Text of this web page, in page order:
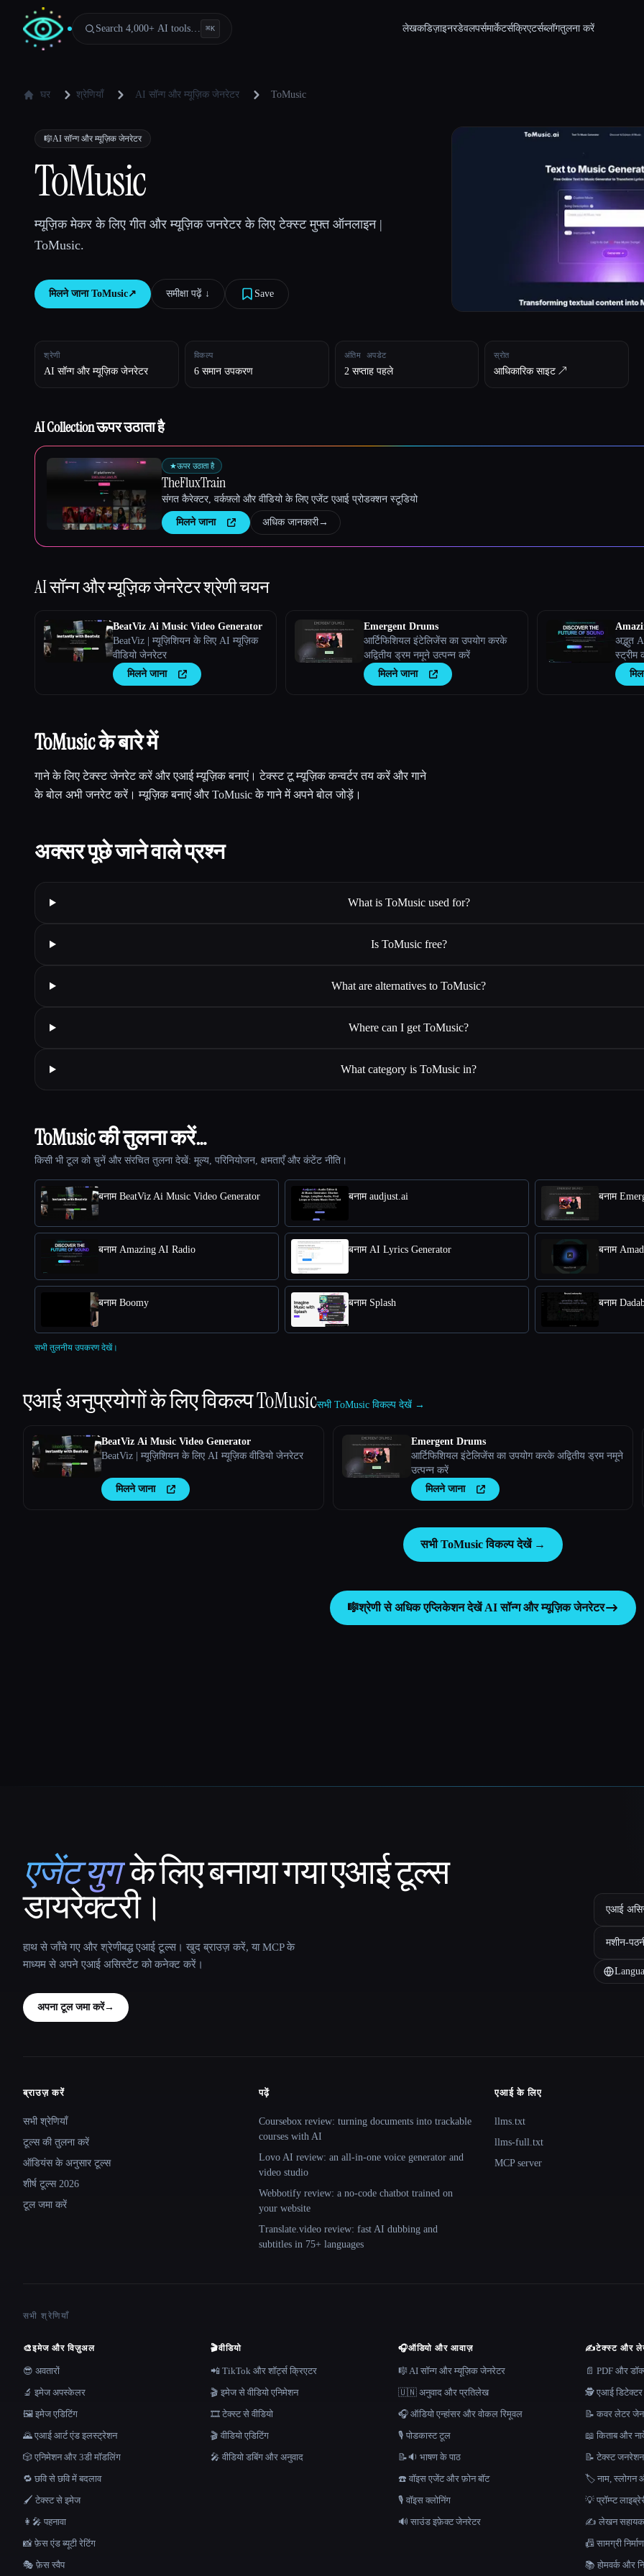
Search 4,000+ AI tools… ⌘K लेखकडिज़ाइनरडेवलपर्समार्केटर्सक्रिएटर्सब्लॉगतुलना करें
घर श्रेणियाँ AI सॉन्ग और म्यूज़िक जेनरेटर ToMusic
🎼AI सॉन्ग और म्यूज़िक जेनरेटर
ToMusic
म्यूज़िक मेकर के लिए गीत और म्यूज़िक जनरेटर के लिए टेक्स्ट मुफ्त ऑनलाइन |
ToMusic.
मिलने जाना ToMusic↗︎ समीक्षा पढ़ें ↓︎ Save
श्रेणी
AI सॉन्ग और म्यूज़िक जेनरेटर
विकल्प
6 समान उपकरण
अंतिम अपडेट
2 सप्ताह पहले
स्रोत
आधिकारिक साइट ↗︎
AI Collection ऊपर उठाता है
★ऊपर उठाता है
TheFluxTrain
संगत कैरेक्टर, वर्कफ़्लो और वीडियो के लिए एजेंट एआई प्रोडक्शन स्टूडियो
मिलने जाना अधिक जानकारी→
AI सॉन्ग और म्यूज़िक जेनरेटरश्रेणी चयन
BeatViz Ai Music Video Generator
BeatViz | म्यूज़िशियन के लिए AI म्यूज़िक
वीडियो जेनरेटर
मिलने जाना
Emergent Drums
आर्टिफिशियल इंटेलिजेंस का उपयोग करके
अद्वितीय ड्रम नमूने उत्पन्न करें
मिलने जाना
अद्भुत
स्ट्रीम
देखें, और
खुद के
ToMusic के बारे में
गाने के लिए टेक्स्ट जेनरेट करें और एआई म्यूज़िक बनाएं। टेक्स्ट टू म्यूज़िक कन्वर्टर तय करें और गाने
के बोल अभी जनरेट करें। म्यूज़िक बनाएं और ToMusic के गाने में अपने बोल जोड़ें।
अक्सर पूछे जाने वाले प्रश्न
What is ToMusic used for?
Is ToMusic free?
What are alternatives to ToMusic?
Where can I get ToMusic?
What category is ToMusic in?
ToMusic की तुलना करें…
किसी भी टूल को चुनें और संरचित तुलना देखें: मूल्य, परिनियोजन, क्षमताएँ और कंटेंट नीति।
बनाम BeatViz Ai Music Video Generator बनाम audjust.ai बनाम
बनाम Amazing AI Radio बनाम AI Lyrics Generator बनाम
बनाम Boomy बनाम Splash बनाम
सभी तुलनीय उपकरण देखें।
एआई अनुप्रयोगों के लिए विकल्पToMusicसभी ToMusic विकल्प देखें →
BeatViz Ai Music Video Generator
BeatViz | म्यूज़िशियन के लिए AI म्यूज़िक वीडियो जेनरेटर
मिलने जाना
Emergent Drums
आर्टिफिशियल इंटेलिजेंस का उपयोग करके अद्वितीय ड्रम नमूने
उत्पन्न करें
मिलने जाना
सभी ToMusic विकल्प देखें →
🎼श्रेणी से अधिक एप्लिकेशन देखेंAI सॉन्ग और म्यूज़िक जेनरेटर
That AI Collection
एजेंट युग के लिए बनाया गया एआई टूल्स
डायरेक्टरी।
हाथ से जाँचे गए और श्रेणीबद्ध एआई टूल्स। खुद ब्राउज़ करें, या MCP के
माध्यम से अपने एआई असिस्टेंट को कनेक्ट करें।
अपना टूल जमा करें→
एआई
मशीन-
Site navigation
ब्राउज़ करें
सभी श्रेणियाँ
टूल्स की तुलना करें
ऑडियंस के अनुसार टूल्स
शीर्ष टूल्स 2026
टूल जमा करें
पढ़ें
Coursebox review: turning documents into trackable
courses with AI
Lovo AI review: an all-in-one voice generator and
video studio
Webbotify review: a no-code chatbot trained on
your website
Translate.video review: fast AI dubbing and
subtitles in 75+ languages
एआई के लिए
llms.txt
llms-full.txt
MCP server
सभी श्रेणियाँ
🎨इमेज और विज़ुअल
😎 अवतारों
🔬 इमेज अपस्केलर
🖼️ इमेज एडिटिंग
🌄 एआई आर्ट एंड इलस्ट्रेशन
🎲 एनिमेशन और 3डी मॉडलिंग
🔁 छवि से छवि में बदलाव
🖌️ टेक्स्ट से इमेज
👩‍🎤 पहनावा
📸 फ़ेस एंड ब्यूटी रेटिंग
🎭 फ़ेस स्वैप
🎬वीडियो
📲 TikTok और शॉर्ट्स क्रिएटर
🎬 इमेज से वीडियो एनिमेशन
🎞️ टेक्स्ट से वीडियो
🎬 वीडियो एडिटिंग
🎤 वीडियो डबिंग और अनुवाद
🎧ऑडियो और आवाज़
🎼 AI सॉन्ग और म्यूज़िक जेनरेटर
🇺🇳 अनुवाद और प्रतिलेख
🎧 ऑडियो एन्हांसर और वोकल रिमूवल
🎙️ पोडकास्ट टूल
📝🔉 भाषण के पाठ
☎️ वॉइस एजेंट और फ़ोन बॉट
🎙️ वॉइस क्लोनिंग
🔊 साउंड इफ़ेक्ट जेनरेटर
✍️टेक्स्ट और
📄 PDF और
🕵️ एआई डिटेक्टर
📝 कवर लेटर
📖 किताब और
📝 टेक्स्ट जनरेशन
🏷️ नाम, स्लोगन
💡 प्रॉम्प्ट
✍️ लेखन सहायक
📠 सामग्री
📚 होमवर्क और